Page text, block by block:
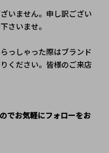
いません。申し訳ござい
さいませ。
っしゃった際はブランド
ください。皆様のご来店
でお気軽にフォローをお